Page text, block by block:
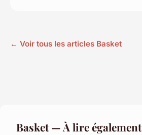
← Voir tous les articles Basket
Basket — À lire également